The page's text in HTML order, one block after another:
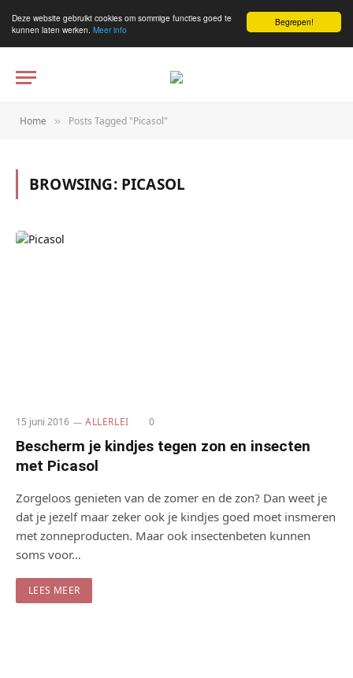
Begrepen!
Deze website gebruikt cookies om sommige functies goed te
kunnen laten werken. Meer info
Home » Posts Tagged "Picasol"
BROWSING: PICASOL
15 juni 2016 ALLERLEI 0
Bescherm je kindjes tegen zon en insecten
met Picasol
Zorgeloos genieten van de zomer en de zon? Dan weet je
dat je jezelf maar zeker ook je kindjes goed moet insmeren
met zonneproducten. Maar ook insectenbeten kunnen
soms voor…
LEES MEER